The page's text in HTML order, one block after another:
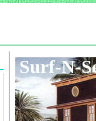
Surf-N-